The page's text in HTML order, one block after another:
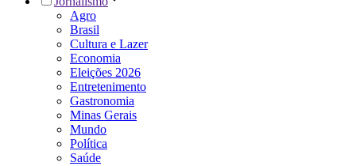
Agro
Brasil
Cultura e Lazer
Economia
Eleições 2026
Entretenimento
Gastronomia
Minas Gerais
Mundo
Política
Saúde